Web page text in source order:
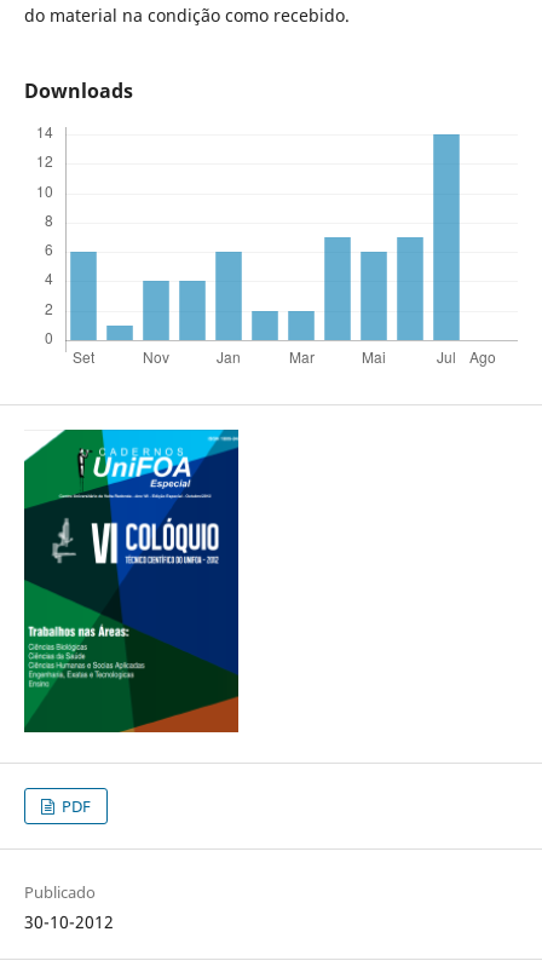
do material na condição como recebido.
Downloads
PDF
Publicado
30-10-2012